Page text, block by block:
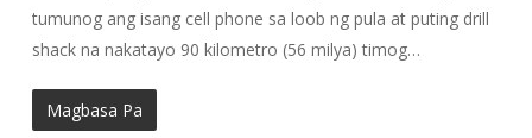
tumunog ang isang cell phone sa loob ng pula at puting drill
shack na nakatayo 90 kilometro (56 milya) timog…
Magbasa Pa